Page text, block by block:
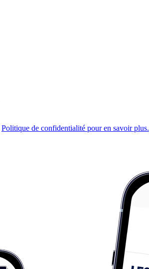
Politique de confidentialité pour en savoir plus.